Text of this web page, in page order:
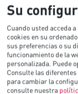
Productos
Industrias
Biblioteca
Innovación
PEO
Contáctenos
Su
Cuando usted acceda
cookies en su
sus preferencias o su
funcionamiento de la
personalizada. Puede
Consulte las
para cambiar la
consulte nuestra